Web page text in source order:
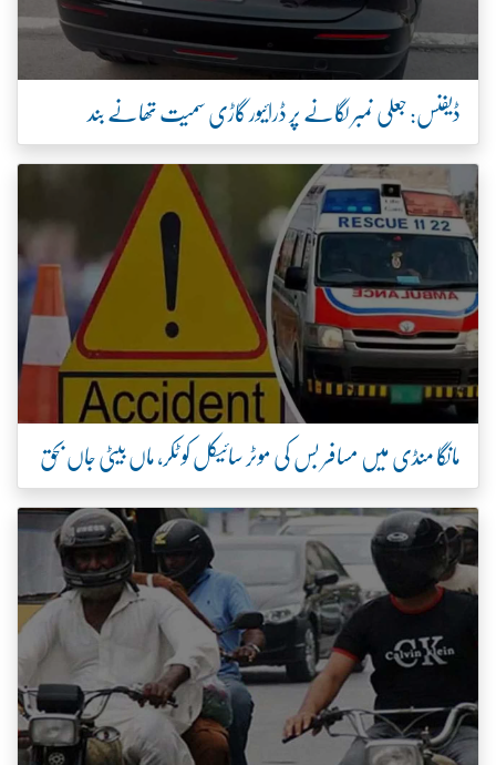
ڈیفنس: جعلی نمبر لگانے پر ڈرائیور گاڑی سمیت تھانے بند
مانگا منڈی میں مسافر بس کی موٹر سائیکل کو ٹکر، ماں بیٹی جاں بحق